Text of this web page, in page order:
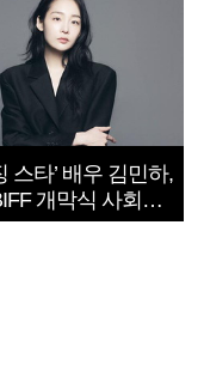
스타’ 배우 김민하,
개막식 사회자